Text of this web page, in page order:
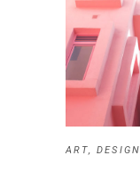
ART ,DESIGN